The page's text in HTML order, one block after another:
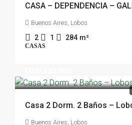
CASA – DEPENDENCIA –
Buenos Aires, Lobos
2 1 284 m²
CASAS
Casa 2 Dorm. 2 Baños –
Buenos Aires, Lobos